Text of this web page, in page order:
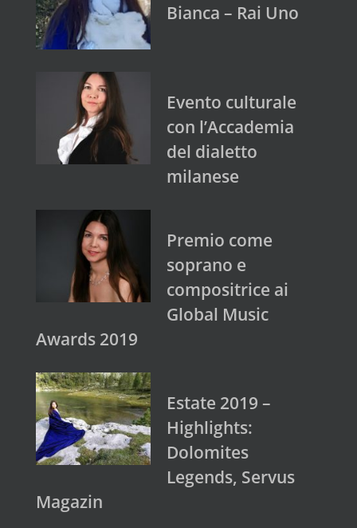
Bianca – Rai Uno
Evento culturale
con l’Accademia
del dialetto
milanese
Premio come
soprano e
compositrice ai
Global Music
Awards 2019
Estate 2019 –
Highlights:
Dolomites
Legends, Servus
Magazin